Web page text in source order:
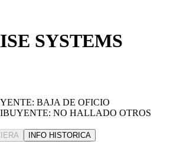
SYSTEMS
BAJA DE OFICIO
NO HALLADO OTROS
INFO HISTORICA